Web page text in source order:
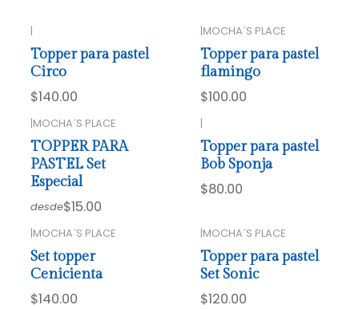
|
Topper para pastel
Circo
$140.00
|MOCHA´S PLACE
Topper para pastel
flamingo
$100.00
|MOCHA´S PLACE
TOPPER PARA
PASTEL Set
Especial
desde$15.00
|
Topper para pastel
Bob Sponja
$80.00
|MOCHA´S PLACE
Set topper
Cenicienta
$140.00
|MOCHA´S PLACE
Topper para pastel
Set Sonic
$120.00